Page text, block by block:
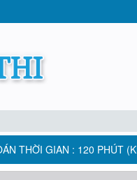
THỜI GIAN : 120 PHÚT